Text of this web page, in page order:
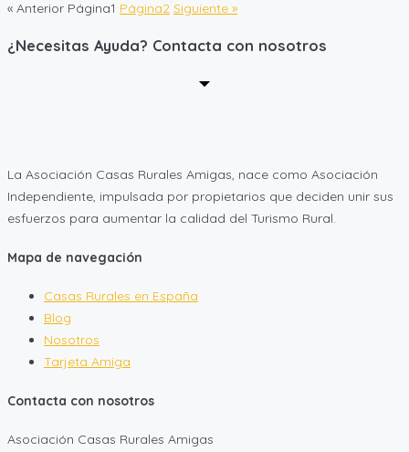
« Anterior Página1 Página2 Siguiente »
¿Necesitas Ayuda? Contacta con nosotros
La Asociación Casas Rurales Amigas, nace como Asociación
Independiente, impulsada por propietarios que deciden unir sus
esfuerzos para aumentar la calidad del Turismo Rural.
Mapa de navegación
Casas Rurales en España
Blog
Nosotros
Tarjeta Amiga
Contacta con nosotros
Asociación Casas Rurales Amigas